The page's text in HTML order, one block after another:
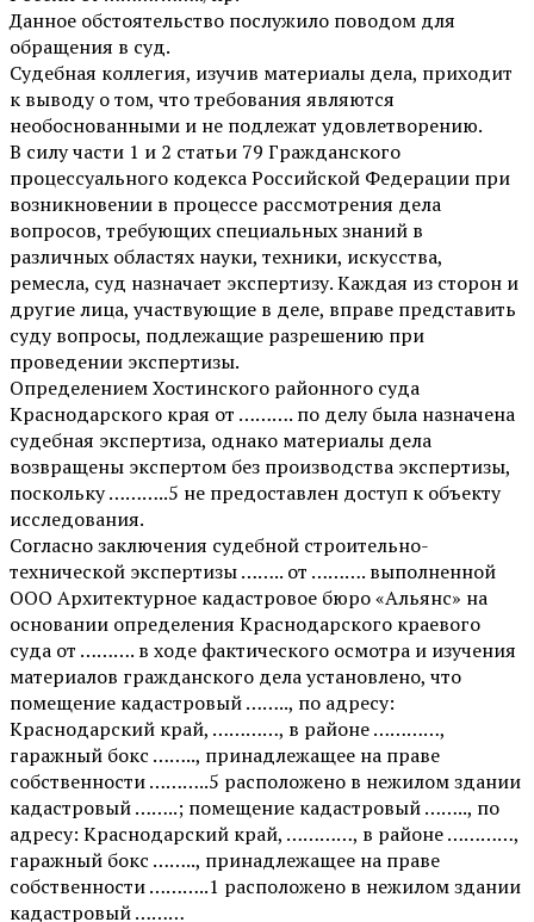
Данное обстоятельство послужило поводом для
обращения в суд.
Судебная коллегия, изучив материалы дела, приходит
к выводу о том, что требования являются
необоснованными и не подлежат удовлетворению.
В силу части 1 и 2 статьи 79 Гражданского
процессуального кодекса Российской Федерации при
возникновении в процессе рассмотрения дела
вопросов, требующих специальных знаний в
различных областях науки, техники, искусства,
ремесла, суд назначает экспертизу. Каждая из сторон и
другие лица, участвующие в деле, вправе представить
суду вопросы, подлежащие разрешению при
проведении экспертизы.
Определением Хостинского районного суда
Краснодарского края от ………. по делу была назначена
судебная экспертиза, однако материалы дела
возвращены экспертом без производства экспертизы,
поскольку ………..5 не предоставлен доступ к объекту
исследования.
Согласно заключения судебной строительно-
технической экспертизы …….. от ………. выполненной
ООО Архитектурное кадастровое бюро «Альянс» на
основании определения Краснодарского краевого
суда от ………. в ходе фактического осмотра и изучения
материалов гражданского дела установлено, что
помещение кадастровый …….., по адресу:
Краснодарский край, …………, в районе …………,
гаражный бокс …….., принадлежащее на праве
собственности ………..5 расположено в нежилом здании
кадастровый ……..; помещение кадастровый …….., по
адресу: Краснодарский край, …………, в районе …………,
гаражный бокс …….., принадлежащее на праве
собственности ………..1 расположено в нежилом здании
кадастровый ………